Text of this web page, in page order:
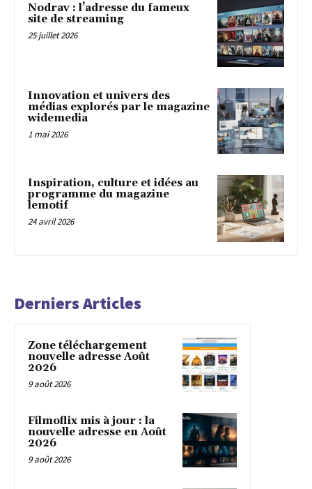
Nodrav : l’adresse du fameux
site de streaming
25 juillet 2026
Innovation et univers des
médias explorés par le magazine
widemedia
1 mai 2026
Inspiration, culture et idées au
programme du magazine
lemotif
24 avril 2026
Derniers Articles
Zone téléchargement
nouvelle adresse Août
2026
9 août 2026
Filmoflix mis à jour : la
nouvelle adresse en Août
2026
9 août 2026